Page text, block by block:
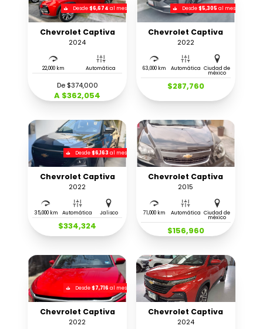
Desde$6,674 al mes
Chevrolet Captiva
2024
22,000 km Automática
De $374,000
A $362,054
Desde$5,305 al mes
Chevrolet Captiva
2022
63,000 km Automática Ciudad de
méxico
$287,760
Desde$6,163 al mes
Chevrolet Captiva
2022
35,000 km Automática Jalisco
$334,324
Chevrolet Captiva
2015
71,000 km Automática Ciudad de
méxico
$156,960
Desde$7,716 al mes
Chevrolet Captiva
2022
Chevrolet Captiva
2024